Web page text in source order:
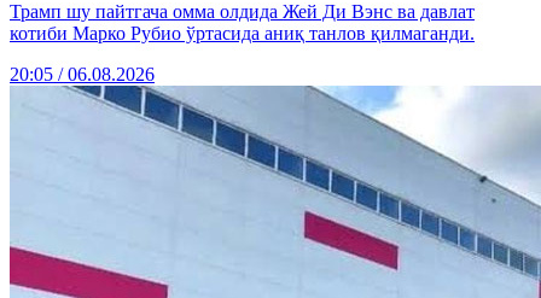
Трамп шу пайтгача омма олдида Жей Ди Вэнс ва давлат
котиби Марко Рубио ўртасида аниқ танлов қилмаганди.
20:05 / 06.08.2026